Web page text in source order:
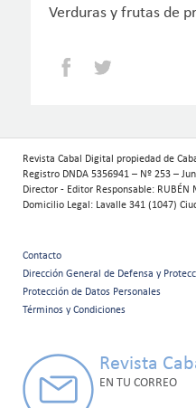
Verduras y frutas de
Facebook
Revista Cabal Digital propiedad de
Registro DNDA 5356941 – Nº 253 –
Director - Editor Responsable: RUBÉN
Domicilio Legal: Lavalle 341 (1047)
Menú
secundario
Contacto
Dirección General de Defensa y
Protección de Datos Personales
Términos y Condiciones
Revista
EN TU CORREO